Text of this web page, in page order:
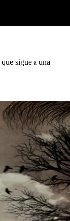
sigue a una